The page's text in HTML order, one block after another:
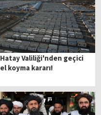
Hatay Valiliği'nden geçici
el koyma kararı!